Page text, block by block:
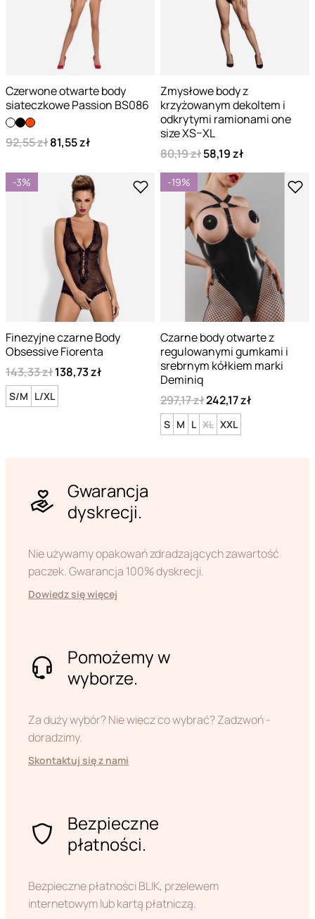
Czerwone otwarte body
siateczkowe Passion BS086
92,55 zł81,55 zł
Zmysłowe body z
krzyżowanym dekoltem i
odkrytymi ramionami one
size XS–XL
80,19 zł58,19 zł
-3%
Finezyjne czarne Body
Obsessive Fiorenta
143,33 zł138,73 zł
S/M L/XL
-19%
Czarne body otwarte z
regulowanymi gumkami i
srebrnym kółkiem marki
Deminiq
297,17 zł242,17 zł
S M L XL XXL
Gwarancja
dyskrecji.
Nie używamy opakowań zdradzających zawartość
paczek. Gwarancja 100% dyskrecji.
Dowiedz się więcej
Pomożemy w
wyborze.
Za duży wybór? Nie wiecz co wybrać? Zadzwoń -
doradzimy.
Skontaktuj się z nami
Bezpieczne
płatności.
Bezpieczne płatności BLIK, przelewem
internetowym lub kartą płatniczą.